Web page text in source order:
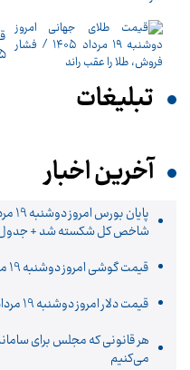
۱۴۰۵
تبلیغات
آخرین اخبار
شاخص کل شکسته شد +
قیمت گوشی امروز دوشنبه 19 مرداد 1405 + جدول
قیمت دلار امروز دوشنبه 19 مرداد 1405 / دلار عقب نشست
هر قانونی که مجلس برای
می‌کنیم